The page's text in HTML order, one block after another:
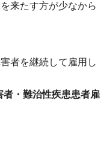
来たす方が少なから
者を継続して雇用し
・難治性疾患患者雇